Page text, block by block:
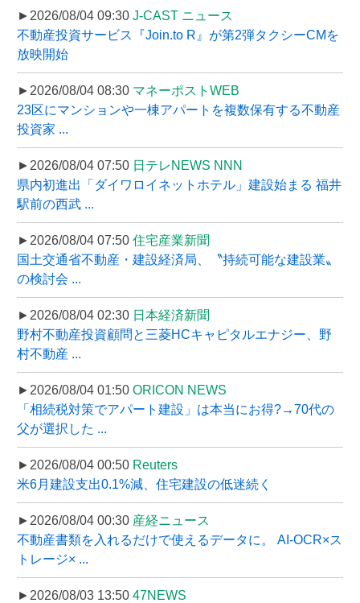
►2026/08/04 09:30 J-CAST ニュース
不動産投資サービス『Join.to R』が第2弾タクシーCMを
放映開始
►2026/08/04 08:30 マネーポストWEB
23区にマンションや一棟アパートを複数保有する不動産
投資家 ...
►2026/08/04 07:50 日テレNEWS NNN
県内初進出「ダイワロイネットホテル」建設始まる 福井
駅前の西武 ...
►2026/08/04 07:50 住宅産業新聞
国土交通省不動産・建設経済局、〝持続可能な建設業〟
の検討会 ...
►2026/08/04 02:30 日本経済新聞
野村不動産投資顧問と三菱HCキャピタルエナジー、野
村不動産 ...
►2026/08/04 01:50 ORICON NEWS
「相続税対策でアパート建設」は本当にお得?→70代の
父が選択した ...
►2026/08/04 00:50 Reuters
米6月建設支出0.1%減、住宅建設の低迷続く
►2026/08/04 00:30 産経ニュース
不動産書類を入れるだけで使えるデータに。 AI-OCR×ス
トレージ× ...
►2026/08/03 13:50 47NEWS